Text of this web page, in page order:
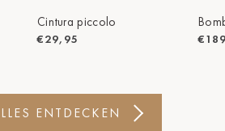
Cintura piccolo
€29,95
ENTDECKEN